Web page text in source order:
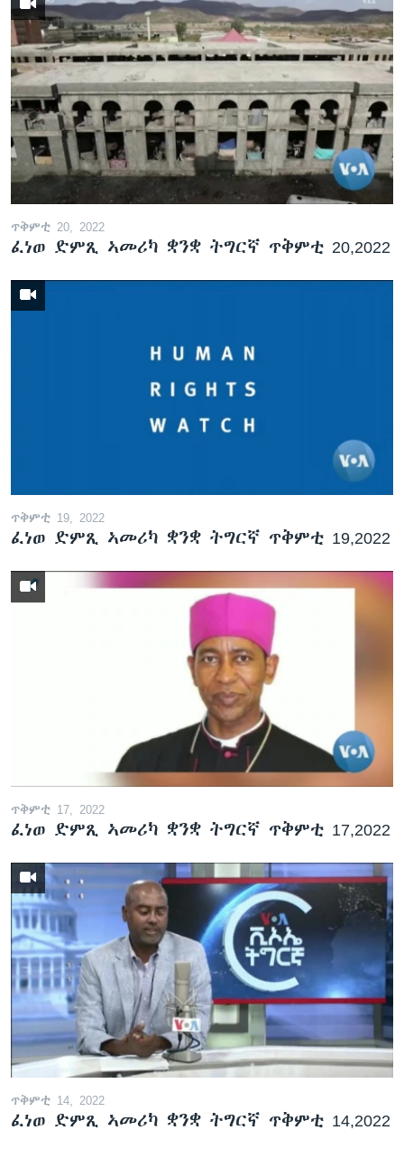
ጥቅምቲ 20, 2022
ፈነወ ድምጺ ኣመሪካ ቋንቋ ትግርኛ ጥቅምቲ 20,2022
ጥቅምቲ 19, 2022
ፈነወ ድምጺ ኣመሪካ ቋንቋ ትግርኛ ጥቅምቲ 19,2022
ጥቅምቲ 17, 2022
ፈነወ ድምጺ ኣመሪካ ቋንቋ ትግርኛ ጥቅምቲ 17,2022
ጥቅምቲ 14, 2022
ፈነወ ድምጺ ኣመሪካ ቋንቋ ትግርኛ ጥቅምቲ 14,2022